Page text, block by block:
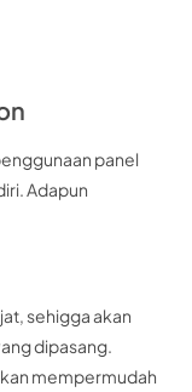
panel
Adapun
sehigga akan
dipasang.
mempermudah